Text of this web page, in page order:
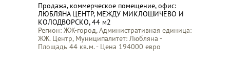
Продажа, коммерческое помещение, офис:
ЛЮБЛЯНА ЦЕНТР, МЕЖДУ МИКЛОШИЧЕВО И
КОЛОДВОРСКО, 44 м2
Регион: ЖЖ-город, Административная единица:
ЖЖ. Центр, Муниципалитет: Любляна -
Площадь 44 кв.м. - Цена 194000 евро